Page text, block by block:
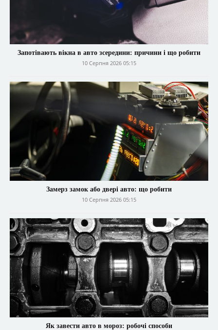
Запотівають вікна в авто зсередини: причини і що робити
10 Серпня 2026 05:15
Замерз замок або двері авто: що робити
10 Серпня 2026 05:15
Як завести авто в мороз: робочі способи